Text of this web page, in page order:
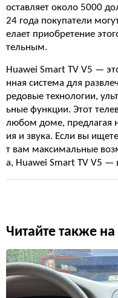
оставляет около 5000
24 года покупатели
елает приобретение
тельным.
Huawei Smart TV V5 —
нная система для
редовые технологии,
ьные функции. Этот
любом доме, предлагая
ия и звука. Если вы
т вам максимальные
а, Huawei Smart TV V5 —
Читайте также